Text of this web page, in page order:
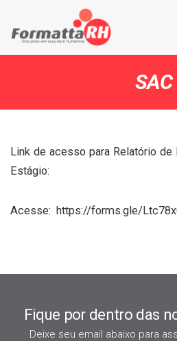
SAC
Link de acesso para Relatório
Estágio:
Acesse: https://forms.gle/
Fique por dentro das
Deixe seu email abaixo para